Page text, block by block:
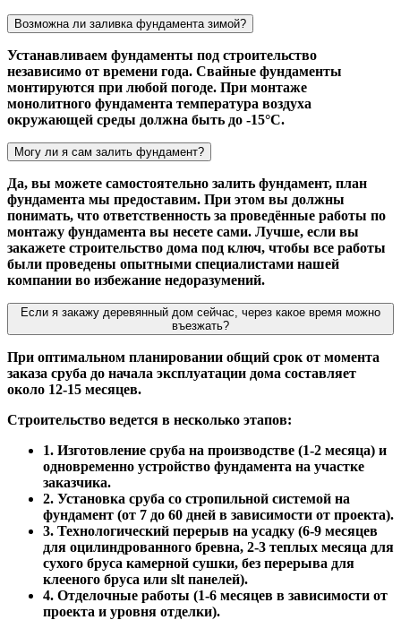
Возможна ли заливка фундамента зимой?
Устанавливаем фундаменты под строительство
независимо от времени года. Свайные фундаменты
монтируются при любой погоде. При монтаже
монолитного фундамента температура воздуха
окружающей среды должна быть до -15°С.
Могу ли я сам залить фундамент?
Да, вы можете самостоятельно залить фундамент, план
фундамента мы предоставим. При этом вы должны
понимать, что ответственность за проведённые работы по
монтажу фундамента вы несете сами. Лучше, если вы
закажете строительство дома под ключ, чтобы все работы
были проведены опытными специалистами нашей
компании во избежание недоразумений.
Если я закажу деревянный дом сейчас, через какое время можно
въезжать?
При оптимальном планировании общий срок от момента
заказа сруба до начала эксплуатации дома составляет
около 12-15 месяцев.
Строительство ведется в несколько этапов:
1. Изготовление сруба на производстве (1-2 месяца) и
одновременно устройство фундамента на участке
заказчика.
2. Установка сруба со стропильной системой на
фундамент (от 7 до 60 дней в зависимости от проекта).
3. Технологический перерыв на усадку (6-9 месяцев
для оцилиндрованного бревна, 2-3 теплых месяца для
сухого бруса камерной сушки, без перерыва для
клееного бруса или slt панелей).
4. Отделочные работы (1-6 месяцев в зависимости от
проекта и уровня отделки).